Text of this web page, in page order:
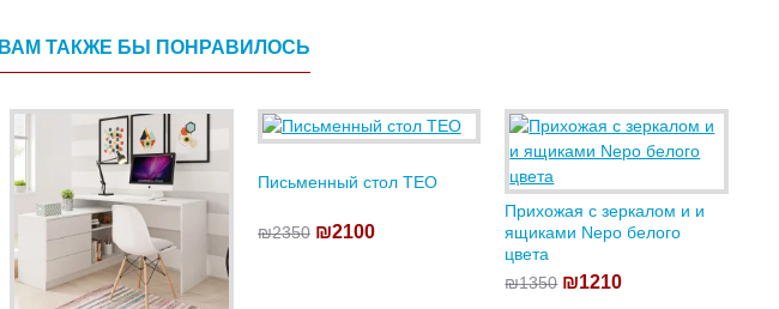
ВАМ ТАКЖЕ БЫ ПОНРАВИЛОСЬ
Письменный стол TEO
₪2350 ₪2100
Прихожая с зеркалом и и
ящиками Nepo белого
цвета
₪1350 ₪1210